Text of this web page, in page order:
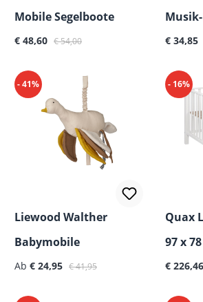
Mobile Segelboote
Verkaufspreis:
€ 48,60 Regulärer Preis:
€ 54,00 € 34,85
- 41%
Liewood Walther
Babymobile
Verkaufspreis:
Ab € 24,95 Regulärer Preis:
€ 41,95
- 16%
Quax
97 x
€ 226,46